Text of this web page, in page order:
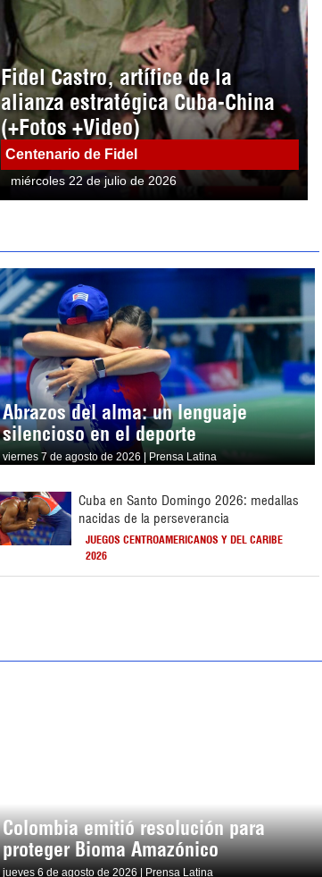
Fidel Castro, artífice de la
alianza estratégica Cuba-China
(+Fotos +Video)
Centenario de Fidel
miércoles 22 de julio de 2026
Abrazos del alma: un lenguaje
silencioso en el deporte
viernes 7 de agosto de 2026 | Prensa Latina
Cuba en Santo Domingo 2026: medallas
nacidas de la perseverancia
JUEGOS CENTROAMERICANOS Y DEL CARIBE
2026
Colombia emitió resolución para
proteger Bioma Amazónico
jueves 6 de agosto de 2026 | Prensa Latina